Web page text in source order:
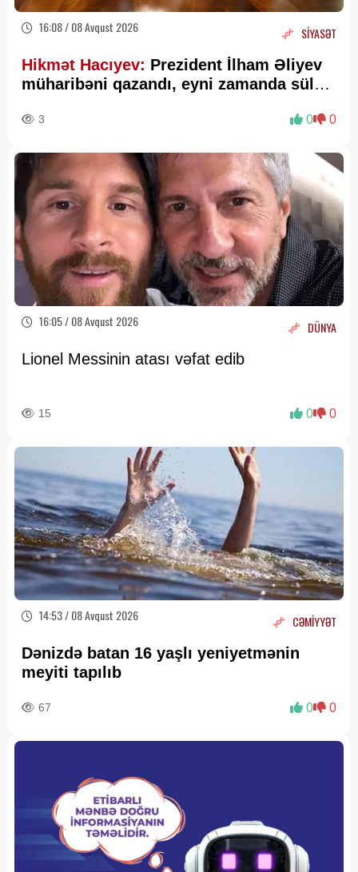
16:08 / 08 Avqust 2026 SİYASƏT
Hikmət Hacıyev: Prezident İlham Əliyev
müharibəni qazandı, eyni zamanda sülhü
3 0 0
16:05 / 08 Avqust 2026 DÜNYA
Lionel Messinin atası vəfat edib
15 0 0
14:53 / 08 Avqust 2026 CƏMİYYƏT
Dənizdə batan 16 yaşlı yeniyetmənin
meyiti tapılıb
67 0 0